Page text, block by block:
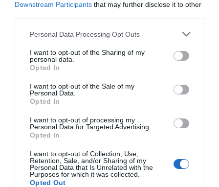
Downstream Participants that may further disclose it to other
Personal Data Processing Opt Outs
I want to opt-out of the Sharing of my
personal data.
Opted In
I want to opt-out of the Sale of my
Personal Data.
Opted In
I want to opt-out of processing my
Personal Data for Targeted Advertising.
Opted In
I want to opt-out of Collection, Use,
Retention, Sale, and/or Sharing of my
Personal Data that Is Unrelated with the
Purposes for which it was collected.
Opted Out
especialización en cooperación farmacéutica y la
segunda financiará el Programa de Prácticas en Terreno.
El 100% de los alumnos que accedan a las prácticas en
AñadirEl Farmacéutico
Mantente informado con las últimas noticias de actualidad.
ACTIVAR AHORA
Laboratorios Cinfa